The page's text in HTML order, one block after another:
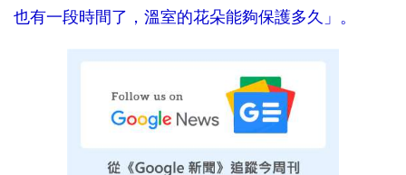
也有一段時間了，溫室的花朵能夠保護多久」。